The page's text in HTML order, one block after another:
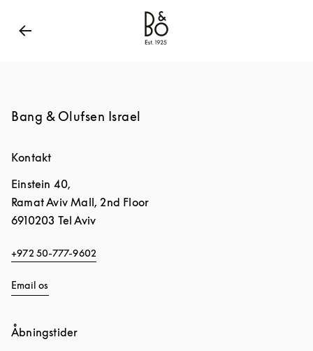
Bang & Olufsen - Exist to Create
Bang & Olufsen Israel
Kontakt
Einstein 40,
Ramat Aviv Mall, 2nd Floor
6910203 Tel Aviv
+972 50-777-9602
Email os
Åbningstider